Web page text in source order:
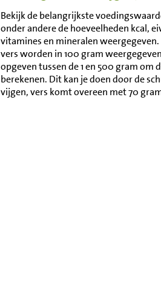
Bekijk de belangrijkste
onder andere de hoeveelheden kcal,
vitamines en mineralen
vers worden in 100 gram
opgeven tussen de 1 en 500 gram om
berekenen. Dit kan je doen door de
vijgen, vers komt overeen met 70